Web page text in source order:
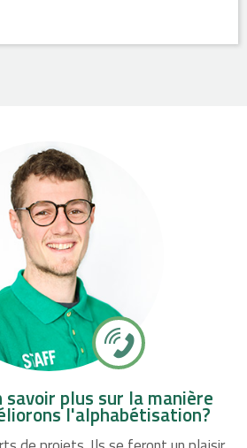
savoir plus sur la manière
l'alphabétisation?